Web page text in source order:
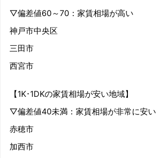
▽偏差値60～70：家賃相場が高い
神戸市中央区
三田市
西宮市
【1K･1DKの家賃相場が安い地域】
▽偏差値40未満：家賃相場が非常に安い
赤穂市
加西市